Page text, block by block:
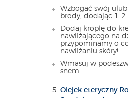
Wzbogać swój
brody, dodając 1-2
Dodaj kroplę do
nawilżającego na
przypominamy o
nawilżaniu skóry!
Wmasuj w
snem.
Olejek eteryczny